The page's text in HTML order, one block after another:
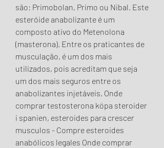
são: Primobolan, Primo ou Nibal. Este
esteróide anabolizante é um
composto ativo do Metenolona
(masterona). Entre os praticantes de
musculação, é um dos mais
utilizados, pois acreditam que seja
um dos mais seguros entre os
anabolizantes injetáveis. Onde
comprar testosterona köpa steroider
i spanien, esteroides para crescer
musculos - Compre esteroides
anabólicos legales Onde comprar